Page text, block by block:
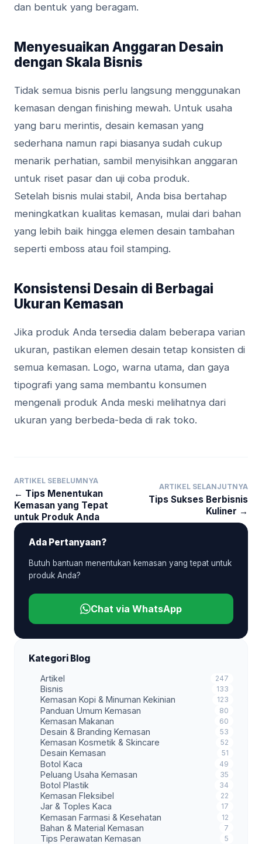
dan bentuk yang beragam.
Menyesuaikan Anggaran Desain
dengan Skala Bisnis
Tidak semua bisnis perlu langsung menggunakan
kemasan dengan finishing mewah. Untuk usaha
yang baru merintis, desain kemasan yang
sederhana namun rapi biasanya sudah cukup
menarik perhatian, sambil menyisihkan anggaran
untuk riset pasar dan uji coba produk.
Setelah bisnis mulai stabil, Anda bisa bertahap
meningkatkan kualitas kemasan, mulai dari bahan
yang lebih baik hingga elemen desain tambahan
seperti emboss atau foil stamping.
Konsistensi Desain di Berbagai
Ukuran Kemasan
Jika produk Anda tersedia dalam beberapa varian
ukuran, pastikan elemen desain tetap konsisten di
semua kemasan. Logo, warna utama, dan gaya
tipografi yang sama membantu konsumen
mengenali produk Anda meski melihatnya dari
ukuran yang berbeda-beda di rak toko.
ARTIKEL SEBELUMNYA
← Tips Menentukan
Kemasan yang Tepat
untuk Produk Anda
ARTIKEL SELANJUTNYA
Tips Sukses Berbisnis
Kuliner →
Ada Pertanyaan?
Butuh bantuan menentukan kemasan yang tepat untuk
produk Anda?
Chat via WhatsApp
Kategori Blog
Artikel 247
Bisnis 133
Kemasan Kopi & Minuman Kekinian 123
Panduan Umum Kemasan 80
Kemasan Makanan 60
Desain & Branding Kemasan 53
Kemasan Kosmetik & Skincare 52
Desain Kemasan 51
Botol Kaca 49
Peluang Usaha Kemasan 35
Botol Plastik 34
Kemasan Fleksibel 22
Jar & Toples Kaca 17
Kemasan Farmasi & Kesehatan 12
Bahan & Material Kemasan 7
Tips Perawatan Kemasan 5